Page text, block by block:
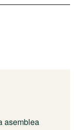
asemblea